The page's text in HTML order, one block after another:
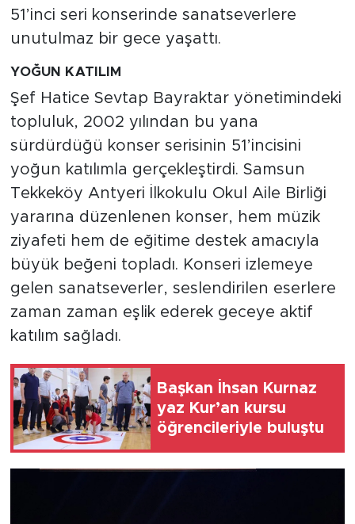
51’inci seri konserinde sanatseverlere
unutulmaz bir gece yaşattı.
YOĞUN KATILIM
Şef Hatice Sevtap Bayraktar yönetimindeki
topluluk, 2002 yılından bu yana
sürdürdüğü konser serisinin 51’incisini
yoğun katılımla gerçekleştirdi. Samsun
Tekkeköy Antyeri İlkokulu Okul Aile Birliği
yararına düzenlenen konser, hem müzik
ziyafeti hem de eğitime destek amacıyla
büyük beğeni topladı. Konseri izlemeye
gelen sanatseverler, seslendirilen eserlere
zaman zaman eşlik ederek geceye aktif
katılım sağladı.
Başkan İhsan Kurnaz
yaz Kur’an kursu
öğrencileriyle buluştu